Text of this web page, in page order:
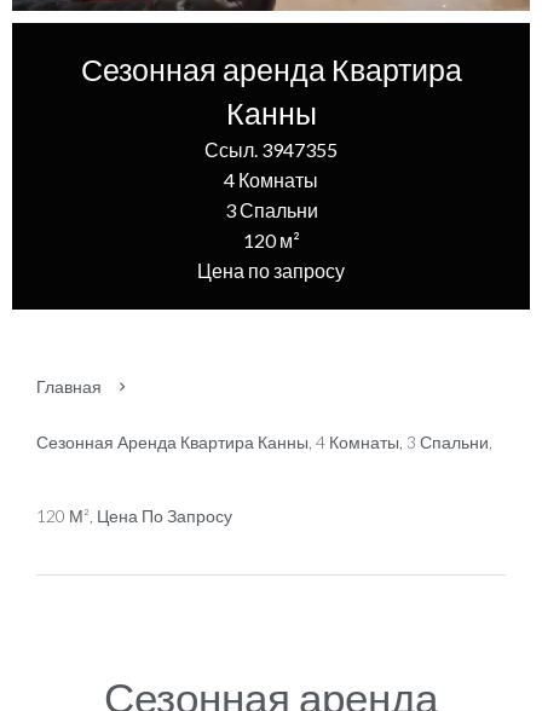
Сезонная аренда Квартира
Канны
Ссыл. 3947355
4 Комнаты
3 Спальни
120 м²
Цена по запросу
Главная
Сезонная Аренда Квартира Канны, 4 Комнаты, 3 Спальни,
120 М², Цена По Запросу
Сезонная аренда